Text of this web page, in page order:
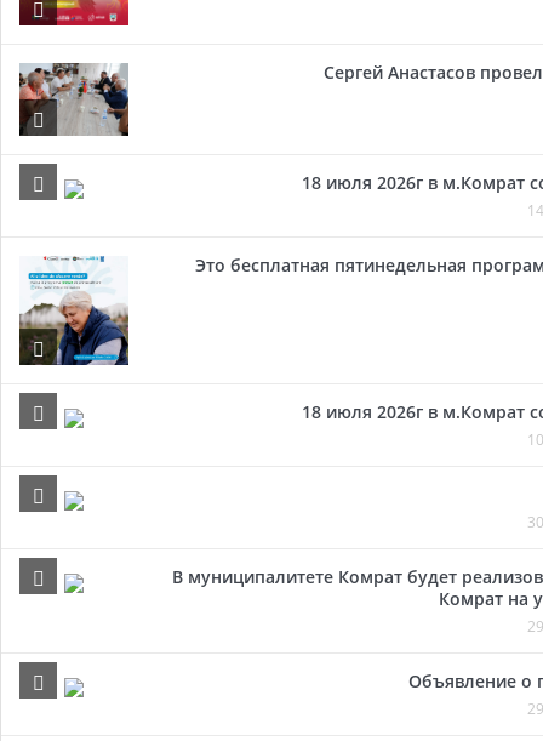
Сергей Анастасов
18 июля 2026г в м.Комрат
Это бесплатная пятинедельная
18 июля 2026г в м.Комрат
В муниципалитете Комрат будет
Комрат на
Объявление о